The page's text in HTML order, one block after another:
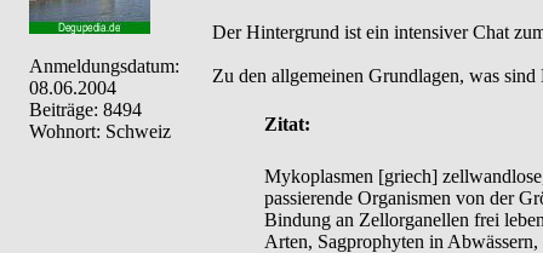
Anmeldungsdatum:
08.06.2004
Beiträge: 8494
Wohnort: Schweiz
Der Hintergrund ist ein intensiver Chat
Zu den allgemeinen Grundlagen, was
Zitat:
Mykoplasmen [griech]
passierende Organismen von der
Bindung an Zellorganellen frei
Arten, Sagprophyten in